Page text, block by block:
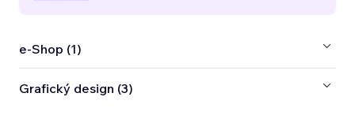
e‑Shop (1)
Grafický design (3)